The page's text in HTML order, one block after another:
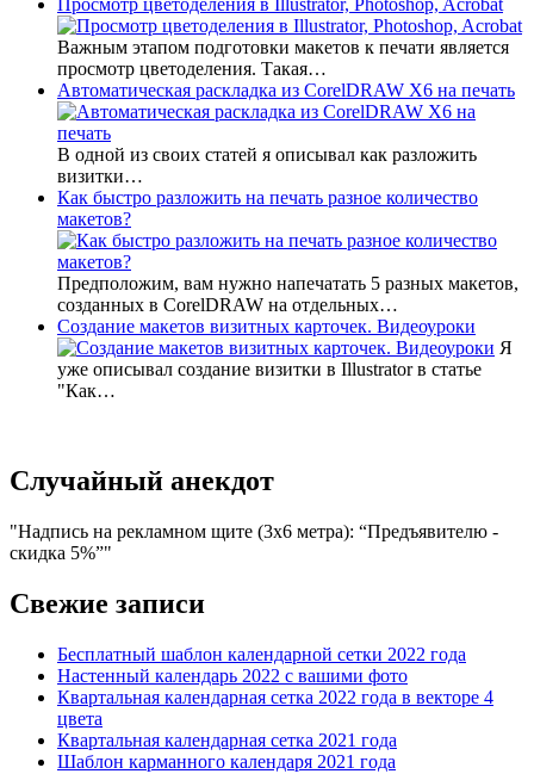
Важным этапом подготовки макетов к печати является
просмотр цветоделения. Такая…
Автоматическая раскладка из CorelDRAW X6 на печать
В одной из своих статей я описывал как разложить
визитки…
Как быстро разложить на печать разное количество
макетов?
Предположим, вам нужно напечатать 5 разных макетов,
созданных в CorelDRAW на отдельных…
Создание макетов визитных карточек. Видеоуроки
Я
уже описывал создание визитки в Illustrator в статье
"Как…
Случайный анекдот
Надпись на рекламном щите (3х6 метра): “Предъявителю -
скидка 5%”
Свежие записи
Бесплатный шаблон календарной сетки 2022 года
Настенный календарь 2022 с вашими фото
Квартальная календарная сетка 2022 года в векторе 4
цвета
Квартальная календарная сетка 2021 года
Шаблон карманного календаря 2021 года